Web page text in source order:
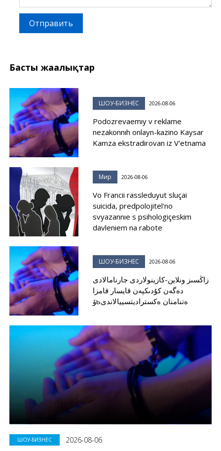
Отправить
Басты жаңалықтар
ШОУ-БИЗНЕС 2026-08-06
Podozrevaemıy v reklame
nezakonnıh onlayn-kazino Kaysar
Kamza ekstradirovan iz V'etnama
Мир 2026-08-06
Vo Francii rassleduyut sluçai
suicida, predpolojitel'no
svyazannıe s psihologiçeskim
davleniem na rabote
ШОУ-БИЗНЕС 2026-08-06
زاڭسىز ونلاين-كازينولاردى جارنامالادى
دەگەن كۇدىكپەن قايسار قامزا
ۆьەتنامنان ەكستراديتسييالاندى
ШОУ-БИЗНЕС
2026-08-06